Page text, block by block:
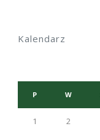
Kalendarz
P W
1 2